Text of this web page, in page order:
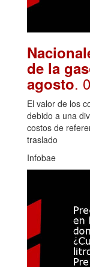
de la
agosto.
El valor de los
debido a una
costos de
traslado
Infobae